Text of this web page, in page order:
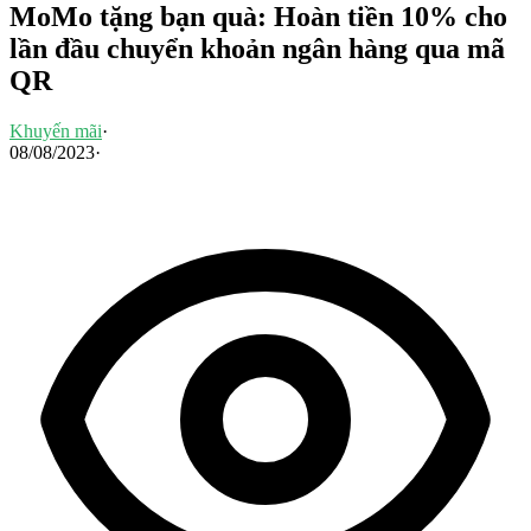
MoMo tặng bạn quà: Hoàn tiền 10% cho
lần đầu chuyển khoản ngân hàng qua mã
QR
Khuyến mãi·
08/08/2023·